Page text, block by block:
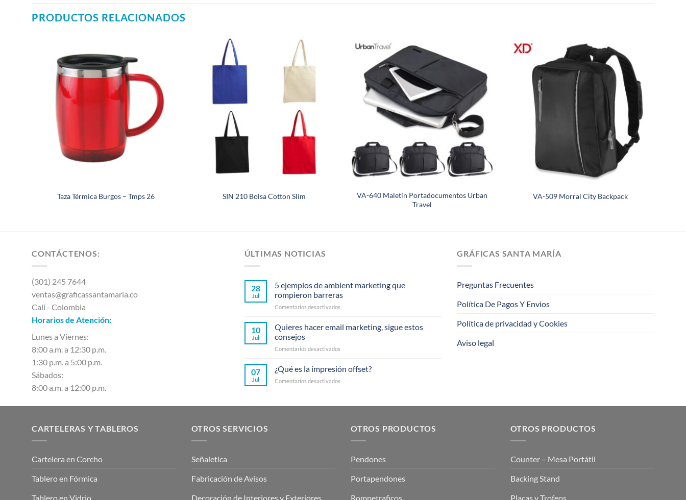
PRODUCTOS RELACIONADOS
Taza Térmica Burgos – Tmps 26 SIN 210 Bolsa Cotton Slim
VA-640 Maletín Portadocumentos Urban
Travel
VA-509 Morral City Backpack
CONTÁCTENOS:
(301) 245 7644
ventas@graficassantamaria.co
Cali - Colombia
Horarios de Atención:
Lunes a Viernes:
8:00 a.m. a 12:30 p.m.
1:30 p.m. a 5:00 p.m.
Sábados:
8:00 a.m. a 12:00 p.m.
ÚLTIMAS NOTICIAS
28
Jul
5 ejemplos de ambient marketing que
rompieron barreras
Comentarios desactivadosen
ejemplos
de
marketing
rompieron
10
Jul
Quieres hacer email marketing, sigue estos
consejos
Comentarios desactivadosen
hacer
email
marketing,
07
Jul
¿Qué es la impresión offset?
Comentarios desactivadosen
la
GRÁFICAS SANTA MARÍA
Preguntas Frecuentes
Política De Pagos Y Envios
Política de privacidad y Cookies
Aviso legal
CARTELERAS Y TABLEROS
Cartelera en Corcho
Tablero en Fórmica
Tablero en Vidrio
OTROS SERVICIOS
Señaletica
Fabricación de Avisos
Decoración de Interiores y Exteriores
OTROS PRODUCTOS
Pendones
Portapendones
Rompetraficos
OTROS PRODUCTOS
Counter – Mesa Portátil
Backing Stand
Placas y Trofeos